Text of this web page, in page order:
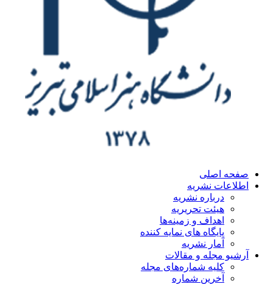
اصلی
نشریه
درباره نشریه
هیئت تحریریه
اهداف و زمینه‌ها
پایگاه های نمایه کننده
آمار نشریه
مجله و مقالات
کلیه شماره‌های مجله
آخرین شماره